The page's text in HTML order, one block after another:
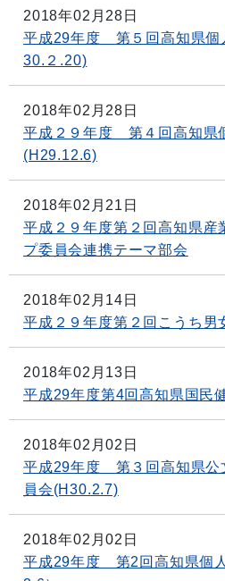
2018年02月28日
平成29年度 第５回高知県個
30.２.20)
2018年02月28日
平成２９年度 第４回高知県
(H29.12.6)
2018年02月21日
平成２９年度第２回高知県産
プ委員会連携テーマ部会
2018年02月14日
平成２９年度第２回こうち男
2018年02月13日
平成29年度第4回高知県国民
2018年02月02日
平成29年度 第３回高知県公
員会(H30.2.7)
2018年02月02日
平成29年度 第2回高知県個